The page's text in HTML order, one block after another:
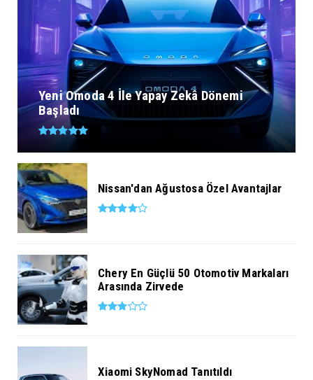
Yeni Omoda 4 İle Yapay Zekâ Dönemi
Başladı
Nissan'dan Ağustosa Özel Avantajlar
Chery En Güçlü 50 Otomotiv Markaları
Arasında Zirvede
Xiaomi SkyNomad Tanıtıldı